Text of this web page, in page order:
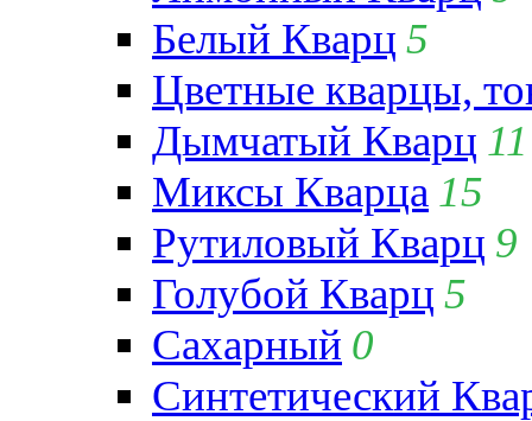
Белый Кварц 5
Цветные кварцы,
Дымчатый Кварц 11
Миксы Кварца 15
Рутиловый Кварц 9
Голубой Кварц 5
Сахарный 0
Синтетический